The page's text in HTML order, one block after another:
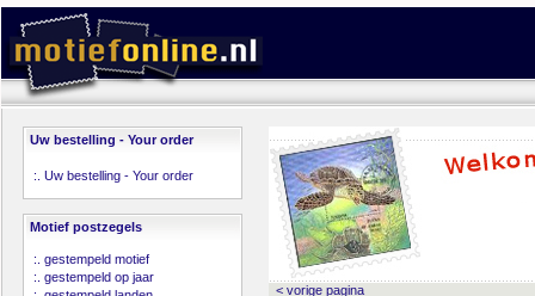
Uw bestelling - Your order
:. Uw bestelling - Your order
Motief postzegels
:. gestempeld motief
:. gestempeld op jaar
< vorige pagina